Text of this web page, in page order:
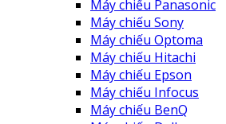
Máy chiếu Panasonic
Máy chiếu Sony
Máy chiếu Optoma
Máy chiếu Hitachi
Máy chiếu Epson
Máy chiếu Infocus
Máy chiếu BenQ